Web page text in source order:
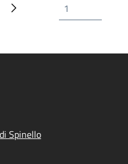
Pagina successiva
Spinello